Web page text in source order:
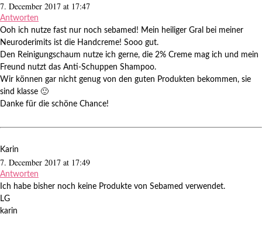
7. December 2017 at 17:47
Antworten
Ooh ich nutze fast nur noch sebamed! Mein heiliger Gral bei meiner
Neuroderimits ist die Handcreme! Sooo gut.
Den Reinigungschaum nutze ich gerne, die 2% Creme mag ich und mein
Freund nutzt das Anti-Schuppen Shampoo.
Wir können gar nicht genug von den guten Produkten bekommen, sie
sind klasse 🙂
Danke für die schöne Chance!
Karin
7. December 2017 at 17:49
Antworten
Ich habe bisher noch keine Produkte von Sebamed verwendet.
LG
karin